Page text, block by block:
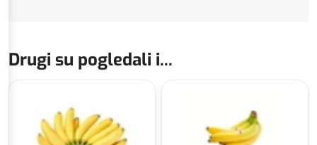
Drugi su pogledali i...